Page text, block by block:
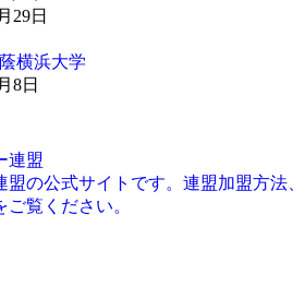
29日
横浜大学
8日
の公式サイトです。連盟加盟方法、
覧ください。